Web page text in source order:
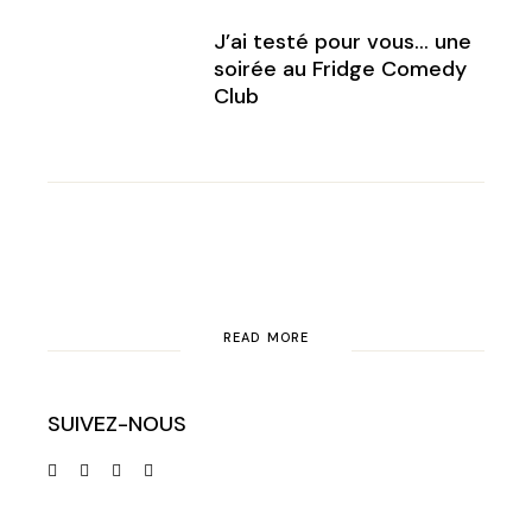
J’ai testé pour vous… une
soirée au Fridge Comedy
Club
READ MORE
SUIVEZ-NOUS